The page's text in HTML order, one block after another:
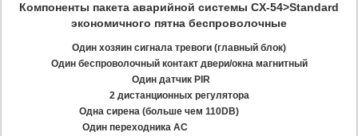
Компоненты пакета аварийной системы CX-54>Standard
экономичного пятна беспроволочные
Один хозяин сигнала тревоги (главный блок)
Один беспроволочный контакт двери/окна магнитный
Один датчик PIR
2 дистанционных регулятора
Одна сирена (больше чем 110DB)
Один переходника AC